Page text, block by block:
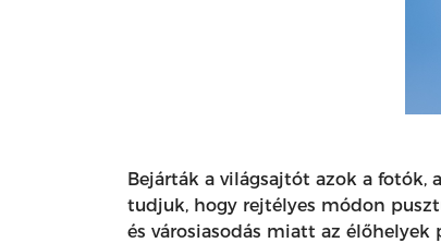
Bejárták a világsajtót azok a fotók,
tudjuk, hogy rejtélyes módon
és városiasodás miatt az élőhelyek